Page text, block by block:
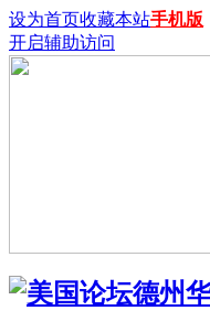
设为首页收藏本站手机版
开启辅助访问